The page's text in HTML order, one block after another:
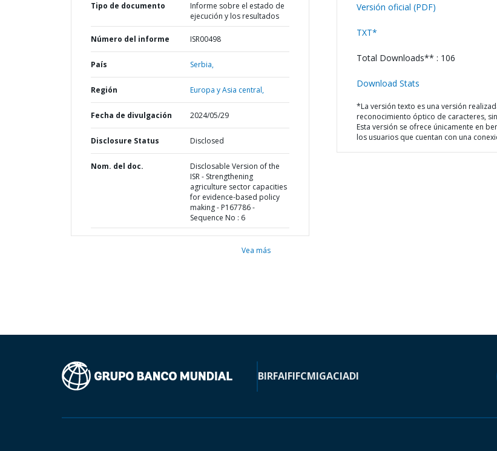
Tipo de documento
Informe sobre el estado de
ejecución y los resultados
Número del informe ISR00498
País Serbia,
Región Europa y Asia central,
Fecha de divulgación 2024/05/29
Disclosure Status Disclosed
Nom. del doc.
Disclosable Version of the
ISR - Strengthening
agriculture sector capacities
for evidence-based policy
making - P167786 -
Sequence No : 6
Vea más
Versión oficial (PDF)
TXT*
Total Downloads** : 106
Download Stats
*La versión texto es una versión
reconocimiento óptico de caracteres,
Esta versión se ofrece únicamente en
los usuarios que cuentan con una
BIRFAIFIFCMIGACIADI